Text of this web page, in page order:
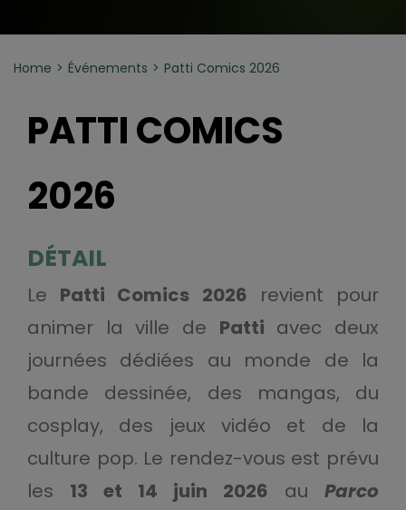
Home Événements Patti Comics 2026
PATTI COMICS
2026
DÉTAIL
Le Patti Comics 2026 revient pour
animer la ville de Patti avec deux
journées dédiées au monde de la
bande dessinée, des mangas, du
cosplay, des jeux vidéo et de la
culture pop. Le rendez-vous est prévu
les 13 et 14 juin 2026 auParco